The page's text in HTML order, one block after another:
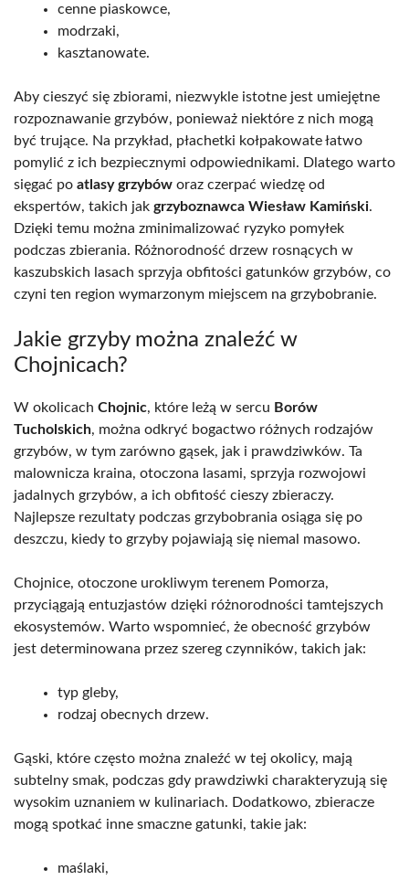
cenne piaskowce,
modrzaki,
kasztanowate.
Aby cieszyć się zbiorami, niezwykle istotne jest umiejętne
rozpoznawanie grzybów, ponieważ niektóre z nich mogą
być trujące. Na przykład, płachetki kołpakowate łatwo
pomylić z ich bezpiecznymi odpowiednikami. Dlatego warto
sięgać po atlasy grzybów oraz czerpać wiedzę od
ekspertów, takich jak grzyboznawca Wiesław Kamiński.
Dzięki temu można zminimalizować ryzyko pomyłek
podczas zbierania. Różnorodność drzew rosnących w
kaszubskich lasach sprzyja obfitości gatunków grzybów, co
czyni ten region wymarzonym miejscem na grzybobranie.
Jakie grzyby można znaleźć w
Chojnicach?
W okolicach Chojnic, które leżą w sercu Borów
Tucholskich, można odkryć bogactwo różnych rodzajów
grzybów, w tym zarówno gąsek, jak i prawdziwków. Ta
malownicza kraina, otoczona lasami, sprzyja rozwojowi
jadalnych grzybów, a ich obfitość cieszy zbieraczy.
Najlepsze rezultaty podczas grzybobrania osiąga się po
deszczu, kiedy to grzyby pojawiają się niemal masowo.
Chojnice, otoczone urokliwym terenem Pomorza,
przyciągają entuzjastów dzięki różnorodności tamtejszych
ekosystemów. Warto wspomnieć, że obecność grzybów
jest determinowana przez szereg czynników, takich jak:
typ gleby,
rodzaj obecnych drzew.
Gąski, które często można znaleźć w tej okolicy, mają
subtelny smak, podczas gdy prawdziwki charakteryzują się
wysokim uznaniem w kulinariach. Dodatkowo, zbieracze
mogą spotkać inne smaczne gatunki, takie jak:
maślaki,